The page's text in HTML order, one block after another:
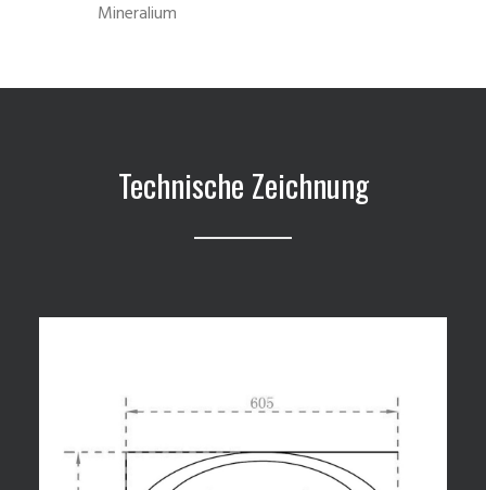
Mineralium
Technische Zeichnung